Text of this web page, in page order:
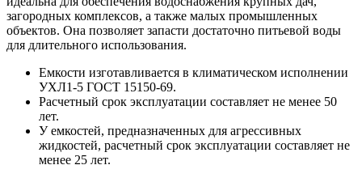
загородных комплексов, а также малых промышленных
объектов. Она позволяет запасти достаточно питьевой воды
для длительного использования.
Емкости изготавливается в климатическом исполнении
УХЛ1-5 ГОСТ 15150-69.
Расчетный срок эксплуатации составляет не менее 50
лет.
У емкостей, предназначенных для агрессивных
жидкостей, расчетный срок эксплуатации составляет не
менее 25 лет.